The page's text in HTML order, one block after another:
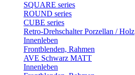
SQUARE series
ROUND series
CUBE series
Retro-Drehschalter Porzellan / Holz
Innenleben
Frontblenden, Rahmen
AVE Schwarz MATT
Innenleben